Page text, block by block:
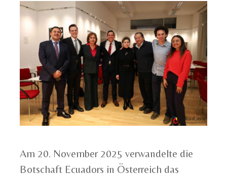
Am 20. November 2025 verwandelte die
Botschaft Ecuadors in Österreich das